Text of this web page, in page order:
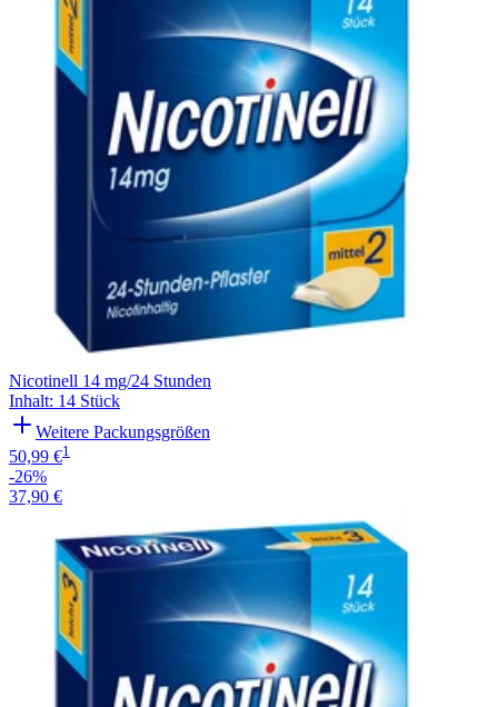
Nicotinell 14 mg/24 Stunden
Inhalt: 14 Stück
Weitere Packungsgrößen
50,99 €1
-26%
37,90 €